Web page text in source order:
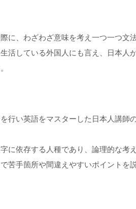
に、わざわざ意味を考え一つ一つ文
活している外国人にも言え、日本人
行い英語をマスターした日本人講師
に依存する人種であり、論理的な考
苦手箇所や間違えやすいポイントを